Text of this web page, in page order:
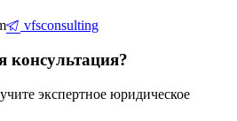
vfsconsulting
экспертное юридическое